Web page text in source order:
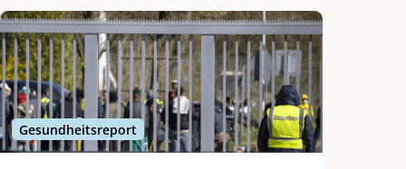
Gesundheitsreport